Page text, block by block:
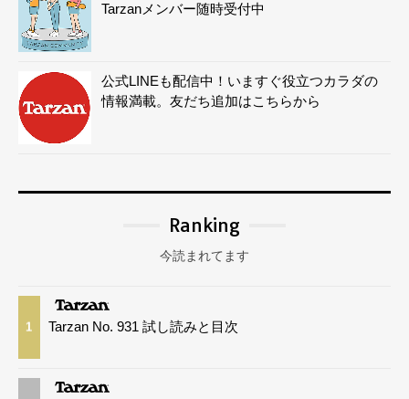
Tarzanメンバー随時受付中
公式LINEも配信中！いますぐ役立つカラダの
情報満載。友だち追加はこちらから
Ranking
今読まれてます
1 Tarzan No. 931 試し読みと目次